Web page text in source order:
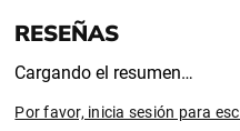
Cargando el resumen…
Por favor, inicia sesión para